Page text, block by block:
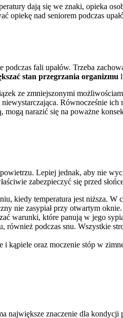
dają się we znaki, opieka
opiekę nad seniorem podczas
fali upałów. Trzeba
stan przegrzania organizmu
ze zmniejszonymi
Równocześnie
narazić się na poważne
Lepiej jednak, aby nie
zabezpieczyć się przed
kiedy temperatura jest niższa. W
nie zasypiał przy otwartym
warunki, które panują w jego
podczas snu. Wszystkie
i kąpiele oraz moczenie stóp w
największe znaczenie dla